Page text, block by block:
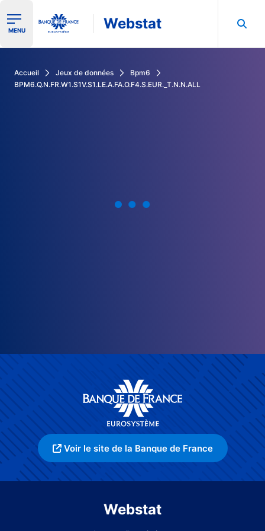
Ouvrir le menu de navigation
MENU Webstat
Accueil Jeux de données
Bpm6
BPM6.Q.N.FR.W1.S1V.S1.LE.A.FA.O.F4.S.EUR._T.N.N.ALL
Voir le site de la Banque de France
Webstat